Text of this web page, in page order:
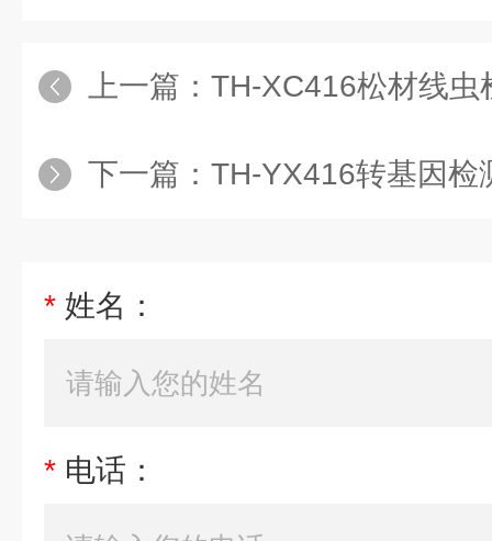
上一篇： TH-XC416松材线虫
下一篇： TH-YX416转基因检
* 姓名：
* 电话：